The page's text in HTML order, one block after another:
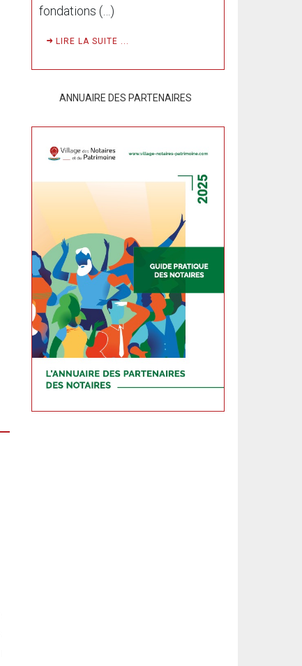
fondations (…)
LIRE LA SUITE ...
ANNUAIRE DES PARTENAIRES